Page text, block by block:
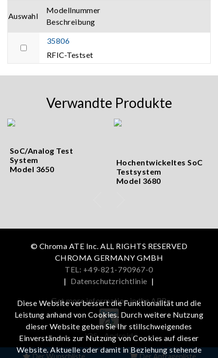
Auswahl
Modellnummer
Beschreibung
35806
RFIC-Testset
Verwandte Produkte
SoC/Analog Test
System
Model 3650
Hochentwickeltes SoC
Testsystem
Model 3680
Der Wunschliste Der Anfragenliste
© Chroma ATE Inc. ALL RIGHTS RESERVED
CHROMA GERMANY GMBH
TEL: +49-821-790967-0
| Datenschutzrichtlinie |
Get more information in the APP
iOS Android
Diese Website verbessert die Funktionalität und die
Leistung anhand von Cookies. Durch weitere Nutzung
dieser Website geben Sie Ihr stillschweigendes
Einverständnis zur Nutzung von Cookies auf dieser
Website. Aktuelle oder damit in Beziehung stehende